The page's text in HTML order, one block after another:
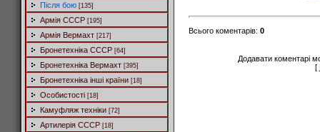
Після бою [135]
Армія СССР [195]
Армія Вермахт [217]
Бронетехніка СССР [64]
Бронетехніка Вермахт [395]
Бронетехніка інші країни [18]
Особистості [18]
Камуфляж техніки [72]
Артилерія СССР [18]
Всього коментарів: 0
Додавати коментарі
[